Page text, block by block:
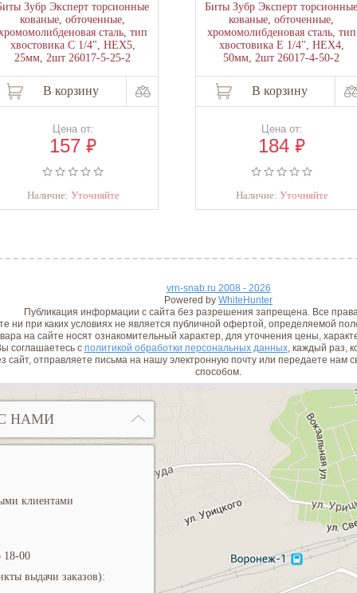
Зубр Эксперт торсионные
кованые, обточенные,
сталь, тип
хвостовика C 1/4", HEX5,
25мм, 2шт 26017-5-25-2
В корзину
Цена от:
157 ₽
Наличие: Уточняйте
Биты Зубр Эксперт торсионные
кованые, обточенные,
хромомолибденовая сталь, тип
хвостовика E 1/4", HEX4,
50мм, 2шт 26017-4-50-2
В корзину
Цена от:
184 ₽
Наличие: Уточняйте
vrn-snab.ru 2008 - 2026
Powered by WhiteHunter
Публикация информации с сайта без разрешения запрещена. Все
ни при каких условиях не является публичной офертой, определяемой
на сайте носят ознакомительный характер, для уточнения цены,
соглашаетесь с политикой обработки персональных данных, каждый раз,
сайт, отправляете письма на нашу электронную почту или передаете
способом.
НАМИ
клиентами
00
выдачи заказов):